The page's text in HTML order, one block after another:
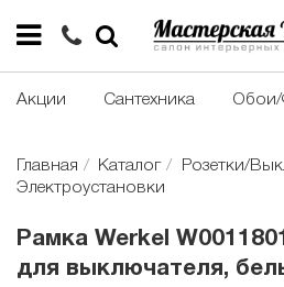
Акции Сантехника Обои/
Главная Каталог
Розетки/
Электроустановки
Рамка Werkel
для выключателя,